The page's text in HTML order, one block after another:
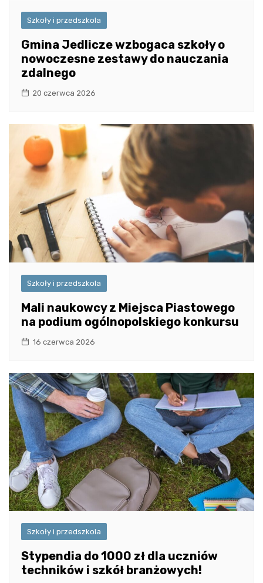
Szkoły i przedszkola
Gmina Jedlicze wzbogaca szkoły o
nowoczesne zestawy do nauczania
zdalnego
20 czerwca 2026
Szkoły i przedszkola
Mali naukowcy z Miejsca Piastowego
na podium ogólnopolskiego konkursu
16 czerwca 2026
Szkoły i przedszkola
Stypendia do 1000 zł dla uczniów
techników i szkół branżowych!